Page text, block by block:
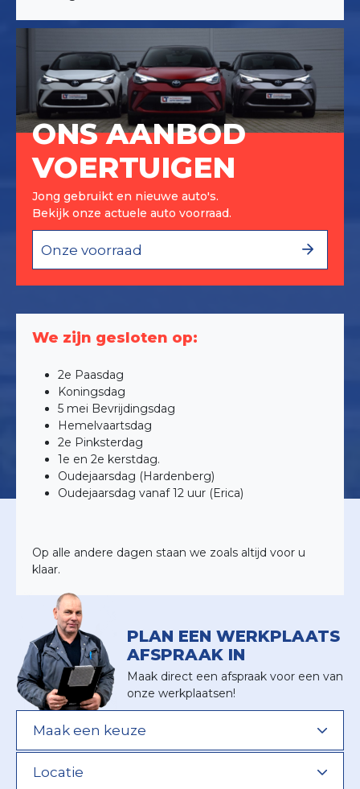
ONS AANBOD
VOERTUIGEN
Jong gebruikt en nieuwe auto's.
Bekijk onze actuele auto voorraad.
Onze voorraad
We zijn gesloten op:
2e Paasdag
Koningsdag
5 mei Bevrijdingsdag
Hemelvaartsdag
2e Pinksterdag
1e en 2e kerstdag.
Oudejaarsdag (Hardenberg)
Oudejaarsdag vanaf 12 uur (Erica)
Op alle andere dagen staan we zoals altijd voor u
klaar.
PLAN EEN WERKPLAATS
AFSPRAAK IN
Maak direct een afspraak voor een van
onze werkplaatsen!